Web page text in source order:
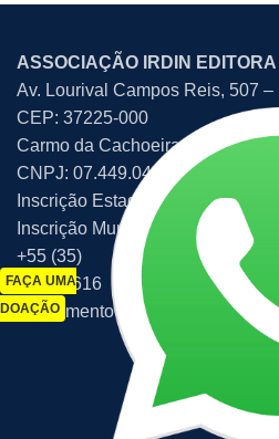
ASSOCIAÇÃO IRDIN EDITORA
Av. Lourival Campos Reis, 507 –
CEP: 37225-000
Carmo da Cachoeira – MG –
CNPJ: 07.449.047/0001-86
Inscrição Estadual:
Inscrição Municipal: 340712
+55 (35)
3225-2616
atendimento@irdin.org.br
FAÇA UMA
DOAÇÃO